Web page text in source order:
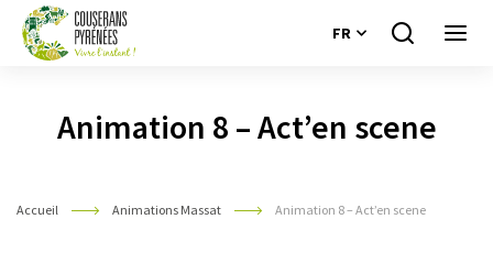
FR
Je
Animation 8 – Act’en scene
Accueil Animations Massat Animation 8 – Act’en scene